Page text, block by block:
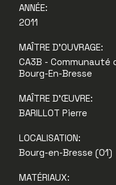
ANNÉE:
2011
MAÎTRE D'OUVRAGE:
CA3B - Communauté
Bourg-En-Bresse
MAÎTRE D'ŒUVRE:
BARILLOT Pierre
LOCALISATION:
Bourg-en-Bresse (01)
MATÉRIAUX: